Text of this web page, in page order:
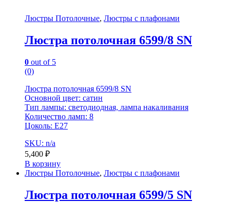
Люстры Потолочные, Люстры с плафонами
Люстра потолочная 6599/8 SN
0 out of 5
(0)
Люстра потолочная 6599/8 SN
Основной цвет: сатин
Тип лампы: светодиодная, лампа накаливания
Количество ламп: 8
Цоколь: E27
SKU: n/a
5,400 ₽
В корзину
Люстры Потолочные, Люстры с плафонами
Люстра потолочная 6599/5 SN